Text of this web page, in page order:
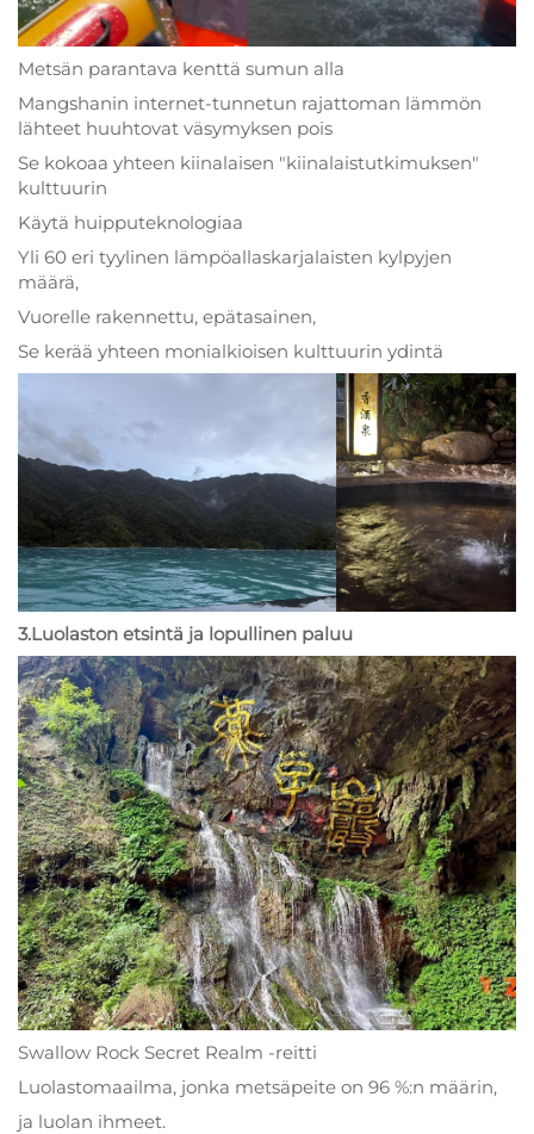
Metsän parantava kenttä sumun alla
Mangshanin internet-tunnetun rajattoman lämmön
lähteet huuhtovat väsymyksen pois
Se kokoaa yhteen kiinalaisen "kiinalaistutkimuksen"
kulttuurin
Käytä huipputeknologiaa
Yli 60 eri tyylinen lämpöallaskarjalaisten kylpyjen
määrä,
Vuorelle rakennettu, epätasainen,
Se kerää yhteen monialkioisen kulttuurin ydintä
3.Luolaston etsintä ja lopullinen paluu
Swallow Rock Secret Realm -reitti
Luolastomaailma, jonka metsäpeite on 96 %:n määrin,
ja luolan ihmeet.